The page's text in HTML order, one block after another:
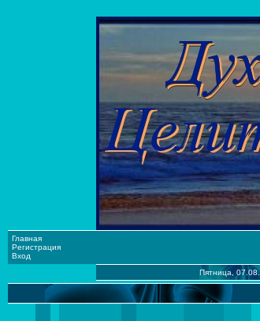
Главная
Регистрация
Вход
Пятница,